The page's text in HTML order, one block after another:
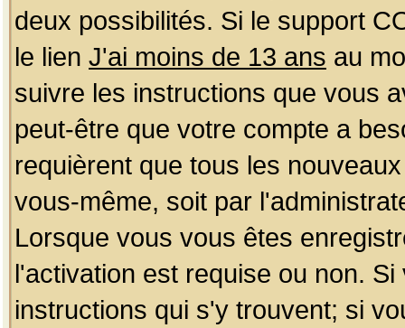
deux possibilités. Si le support
le lien J'ai moins de 13 ans au
suivre les instructions que vous
peut-être que votre compte a
requièrent que tous les
vous-même, soit par
Lorsque vous vous êtes
l'activation est requise ou non.
instructions qui s'y trouvent; si